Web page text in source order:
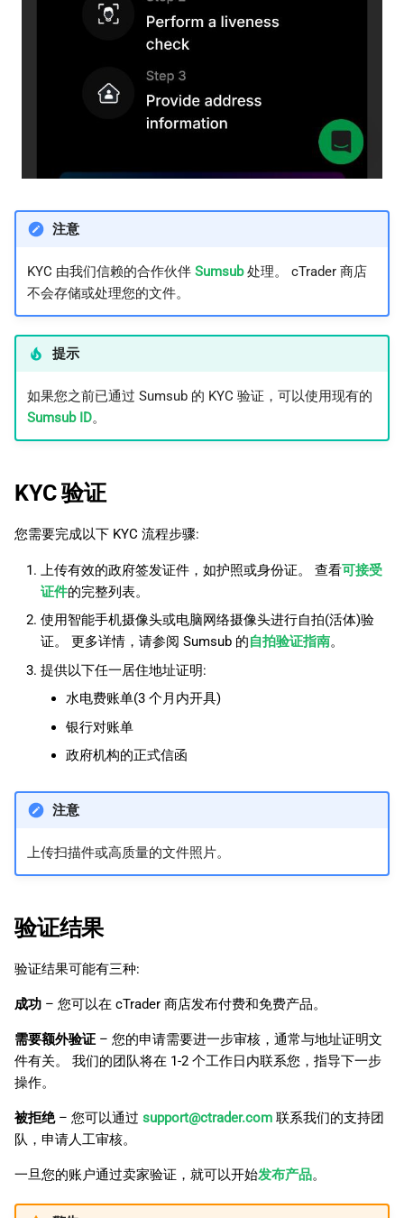
注意
KYC 由我们信赖的合作伙伴 Sumsub处理。 cTrader 商店
不会存储或处理您的文件。
提示
如果您之前已通过 Sumsub 的 KYC 验证，可以使用现有的
Sumsub ID。
KYC 验证
您需要完成以下 KYC 流程步骤:
上传有效的政府签发证件，如护照或身份证。 查看可接受
证件的完整列表。
使用智能手机摄像头或电脑网络摄像头进行自拍(活体)验
证。 更多详情，请参阅 Sumsub 的自拍验证指南。
提供以下任一居住地址证明:
水电费账单(3 个月内开具)
银行对账单
政府机构的正式信函
注意
上传扫描件或高质量的文件照片。
验证结果
验证结果可能有三种:
成功 – 您可以在 cTrader 商店发布付费和免费产品。
需要额外验证 – 您的申请需要进一步审核，通常与地址证明文
件有关。 我们的团队将在 1-2 个工作日内联系您，指导下一步
操作。
被拒绝– 您可以通过 support@ctrader.com 联系我们的支持团
队，申请人工审核。
一旦您的账户通过卖家验证，就可以开始发布产品。